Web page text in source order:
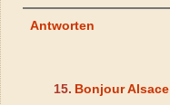
Antworten
Bonjour Alsace